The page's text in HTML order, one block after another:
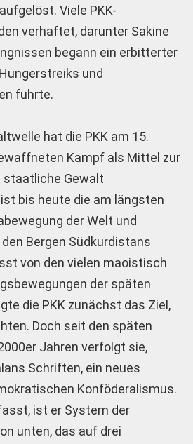
Viele PKK-
verhaftet, darunter Sakine
begann ein erbitterter
und
führte.
hat die PKK am 15.
Kampf als Mittel zur
staatliche Gewalt
bis heute die am längsten
der Welt und
Bergen Südkurdistans
von den vielen maoistisch
der späten
die PKK zunächst das Ziel,
Doch seit den späten
Jahren verfolgt sie,
Schriften, ein neues
Konföderalismus.
ist er System der
unten, das auf drei